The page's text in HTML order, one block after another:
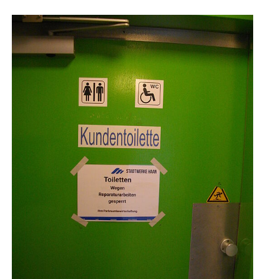
Cookie Laufzeit:
Session
Externe Inhalte
Google Maps
Anbieter:
Google LLC